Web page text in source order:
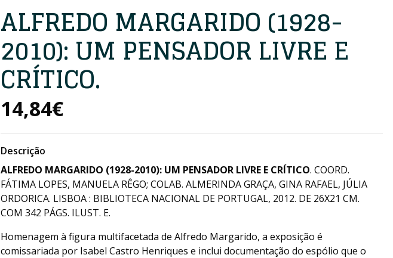
ALFREDO MARGARIDO (1928-
2010): UM PENSADOR LIVRE E
CRÍTICO.
14,84€
Descrição
ALFREDO MARGARIDO (1928-2010): UM PENSADOR LIVRE E CRÍTICO. COORD.
FÁTIMA LOPES, MANUELA RÊGO; COLAB. ALMERINDA GRAÇA, GINA RAFAEL, JÚLIA
ORDORICA. LISBOA : BIBLIOTECA NACIONAL DE PORTUGAL, 2012. DE 26X21 CM.
COM 342 PÁGS. ILUST. E.
Homenagem à figura multifacetada de Alfredo Margarido, a exposição é
comissariada por Isabel Castro Henriques e inclui documentação do espólio que o